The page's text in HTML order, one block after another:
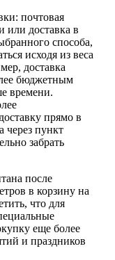
почтовая
или доставка в
способа,
исходя из веса
доставка
бюджетным
времени.
прямо в
через пункт
забрать
после
в корзину на
что для
еще более
и праздников